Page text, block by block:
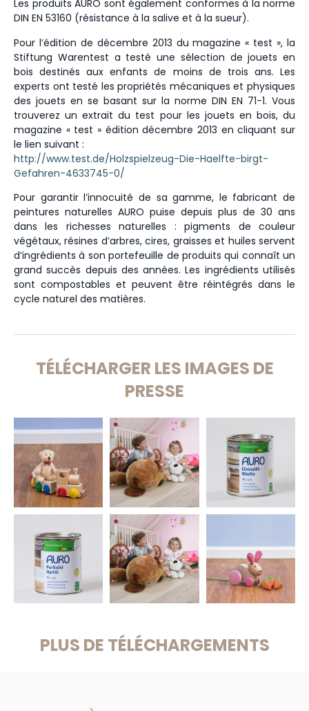
Les produits AURO sont également conformes à la norme
DIN EN 53160 (résistance à la salive et à la sueur).
Pour l’édition de décembre 2013 du magazine « test », la
Stiftung Warentest a testé une sélection de jouets en
bois destinés aux enfants de moins de trois ans. Les
experts ont testé les propriétés mécaniques et physiques
des jouets en se basant sur la norme DIN EN 71-1. Vous
trouverez un extrait du test pour les jouets en bois, du
magazine « test » édition décembre 2013 en cliquant sur
le lien suivant :
http://www.test.de/Holzspielzeug-Die-Haelfte-birgt-
Gefahren-4633745-0/
Pour garantir l’innocuité de sa gamme, le fabricant de
peintures naturelles AURO puise depuis plus de 30 ans
dans les richesses naturelles : pigments de couleur
végétaux, résines d’arbres, cires, graisses et huiles servent
d’ingrédients à son portefeuille de produits qui connaît un
grand succès depuis des années. Les ingrédients utilisés
sont compostables et peuvent être réintégrés dans le
cycle naturel des matières.
TÉLÉCHARGER LES IMAGES DE
PRESSE
PLUS DE TÉLÉCHARGEMENTS